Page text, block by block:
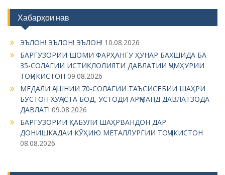
a
v
g
t
n
Хабарҳои нав
ЭЪЛОН! ЭЪЛОН! ЭЪЛОН! 10.08.2026
БАРГУЗОРИИ ШОМИ ФАРҲАНГУ ҲУНАР БАХШИДА БА
35-СОЛАГИИ ИСТИҚЛОЛИЯТИ ДАВЛАТИИ ҶУМҲУРИИ
ТОҶИКИСТОН 09.08.2026
МЕДАЛИ ҶАШНИИ 70-СОЛАГИИ ТАЪСИСЁБИИ ШАҲРИ
БӮСТОН ХУҶАСТА БОД, УСТОДИ АРҶМАНД ДАВЛАТЗОДА
ДАВЛАТ! 09.08.2026
БАРГУЗОРИИ ҚАБУЛИ ШАҲРВАНДОН ДАР
ДОНИШКАДАИ КӮҲИЮ МЕТАЛЛУРГИИ ТОҶИКИСТОН
08.08.2026